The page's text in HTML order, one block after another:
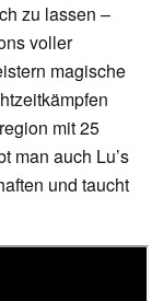
zu lassen –
voller
magische
mit 25
man auch Lu’s
und taucht